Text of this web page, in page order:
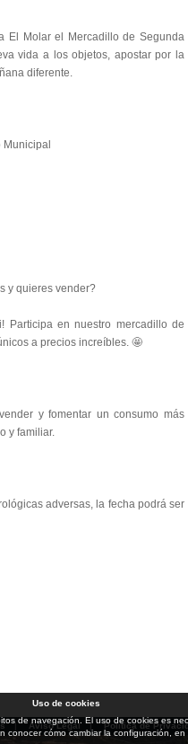
El Molar el Mercadillo de Segunda
vida a los objetos, apostar por la
diferente.
Municipal
y quieres vender?
Participa en nuestro mercadillo de
a precios increíbles. 🤩
y fomentar un consumo más
y familiar.
adversas, la fecha podrá ser
Uso de cookies
de navegación. El uso de cookies es
conocer cómo cambiar la configuración, en
| Aviso Legal | Política de